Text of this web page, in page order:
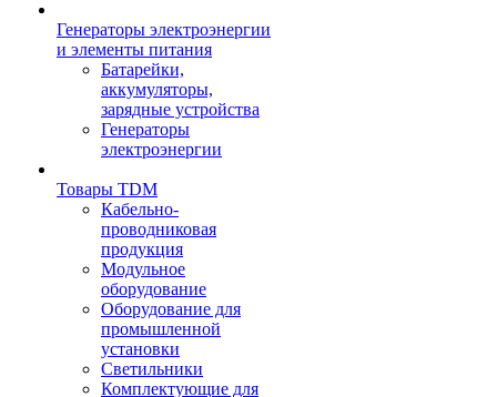
Генераторы электроэнергии
и элементы питания
Батарейки,
аккумуляторы,
зарядные устройства
Генераторы
электроэнергии
Товары TDM
Кабельно-
проводниковая
продукция
Модульное
оборудование
Оборудование для
промышленной
установки
Светильники
Комплектующие для